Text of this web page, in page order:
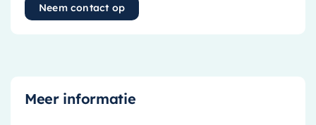
Neem contact op
Meer informatie